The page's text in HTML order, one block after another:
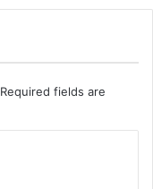
Required fields are